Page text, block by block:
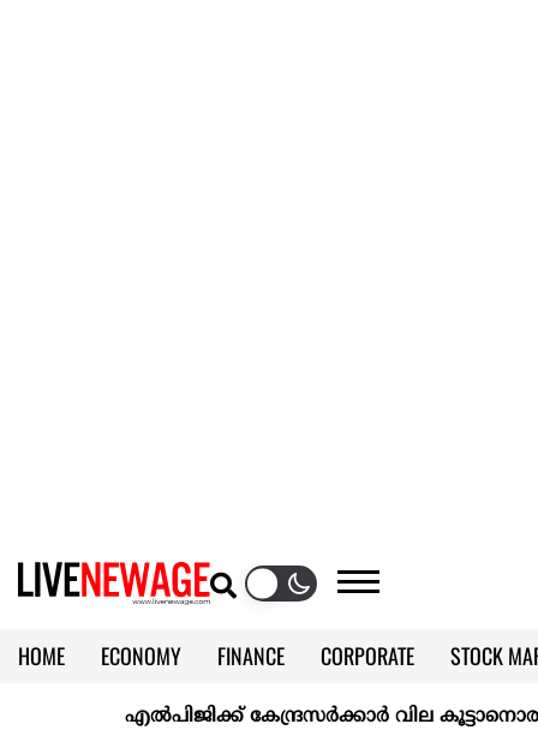
HOME ECONOMY FINANCE CORPORATE
STOCK
KERALA @70
എല്‍പിജിക്ക് കേന്ദ്രസർക്കാർ വില